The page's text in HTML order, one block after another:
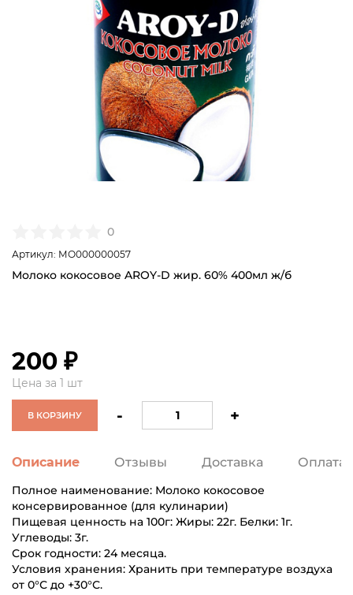
0
Артикул: МО000000057
Молоко кокосовое AROY-D жир. 60% 400мл ж/б
200 ₽
Цена за 1 шт
В КОРЗИНУ - +
Описание Отзывы Доставка Оплата
Полное наименование: Молоко кокосовое
консервированное (для кулинарии)
Пищевая ценность на 100г: Жиры: 22г. Белки: 1г.
Углеводы: 3г.
Срок годности: 24 месяца.
Условия хранения: Хранить при температуре воздуха
от 0°С до +30°С.